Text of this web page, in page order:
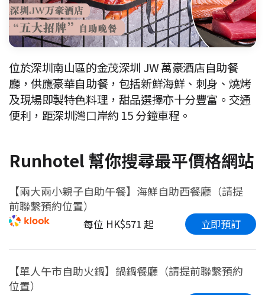
位於深圳南山區的金茂深圳 JW 萬豪酒店自助餐
廳，供應豪華自助餐，包括新鮮海鮮、刺身、燒烤
及現場即製特色料理，甜品選擇亦十分豐富。交通
便利，距深圳灣口岸約 15 分鐘車程。
Runhotel 幫你搜尋最平價格網站
【兩大兩小親子自助午餐】海鮮自助西餐廳（請提
前聯繫預約位置）
每位 HK$571 起 立即預訂
【單人午市自助火鍋】鍋鍋餐廳（請提前聯繫預約
位置）